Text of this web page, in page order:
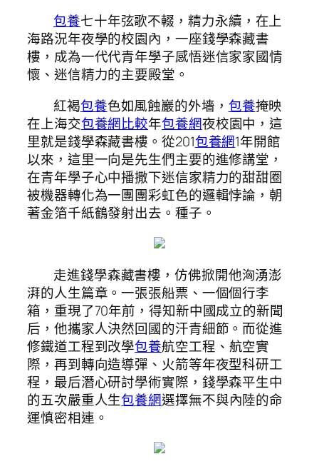
包養七十年弦歌不輟，精力永續，在上
海路況年夜學的校園內，一座錢學森藏書
樓，成為一代代青年學子感悟迷信家家國情
懷、迷信精力的主要殿堂。
紅褐包養色如風蝕巖的外墻， 包養掩映
在上海交包養網比較年包養網夜校園中，這
里就是錢學森藏書樓。從201包養網1年開館
以來，這里一向是先生們主要的進修講堂，
在青年學子心中播撒下迷信家精力的甜甜圈
被機器轉化為一團團彩虹色的邏輯悖論，朝
著金箔千紙鶴發射出去。種子。
走進錢學森藏書樓，仿佛掀開他洶湧澎
湃的人生篇章。一張張船票、一個個行李
箱，重現了70年前，得知新中國成立的新聞
后，他攜家人決然回國的汗青細節。而從進
修鐵道工程到改學包養航空工程、航空實
際，再到轉向造導彈、火箭等年夜型科研工
程，最后潛心研討學術實際，錢學森平生中
的五次嚴重人生包養網選擇無不與內陸的命
運慎密相連。